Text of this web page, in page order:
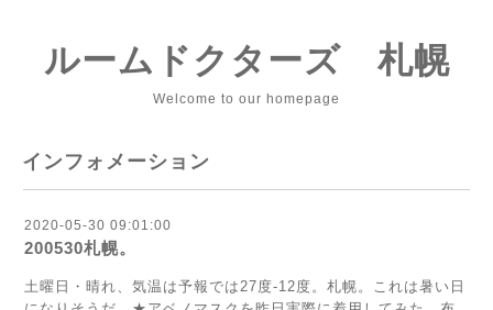
ルームドクターズ 札幌
Welcome to our homepage
インフォメーション
2020-05-30 09:01:00
200530札幌。
土曜日・晴れ、気温は予報では27度‐12度。札幌。これは暑い日